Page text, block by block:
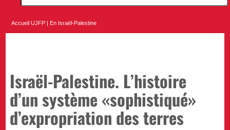
Accueil UJFP En Israël-Palestine
Israël-Palestine. L’histoire
d’un système «sophistiqué»
d’expropriation des terres